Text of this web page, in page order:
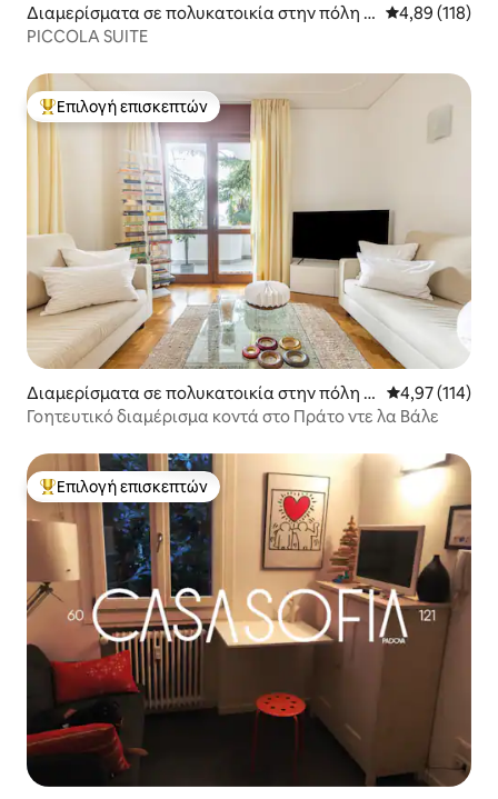
Διαμερίσματα σε πολυκατοικία στην πόλη Π
άντοβα
Μέση
4,89 (118)
PICCOLA SUITE
Κορυφαία επιλογή επισκεπτών
Επιλογή επισκεπτών
Διαμερίσματα σε πολυκατοικία στην πόλη Π
άντοβα
Μέση
4,97 (114)
Γοητευτικό διαμέρισμα κοντά στο Πράτο ντε λα Βάλε
Κορυφαία επιλογή επισκεπτών
Επιλογή επισκεπτών